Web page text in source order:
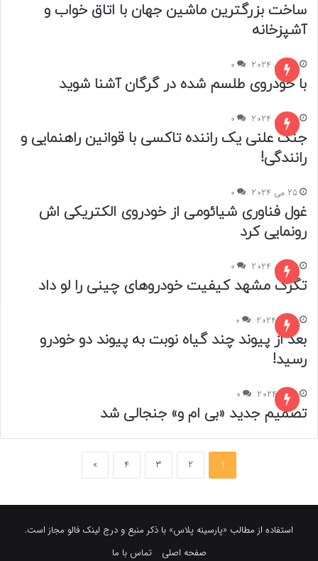
ساخت بزرگترین ماشین جهان با اتاق خواب و
آشپزخانه
6 ژوئن 2024 0
با خودروی طلسم شده در گرگان آشنا شوید
28 می 2024 0
جنگ علنی یک راننده تاکسی با قوانین راهنمایی و
رانندگی!
25 می 2024 0
غول فناوری شیائومی از خودروی الکتریکی اش
رونمایی کرد
25 می 2024 0
تگرگ مشهد کیفیت خودروهای چینی را لو داد
4 می 2024 0
بعد از پیوند چند گیاه نوبت به پیوند دو خودرو
رسید!
1 می 2024 0
تصمیم جدید «بی ام و» جنجالی شد
1
2
3
4
»
استفاده از مطالب «پارسینه پلاس» با ذکر منبع و درج لینک فالو مجاز است.
صفحه اصلی
تماس با ما